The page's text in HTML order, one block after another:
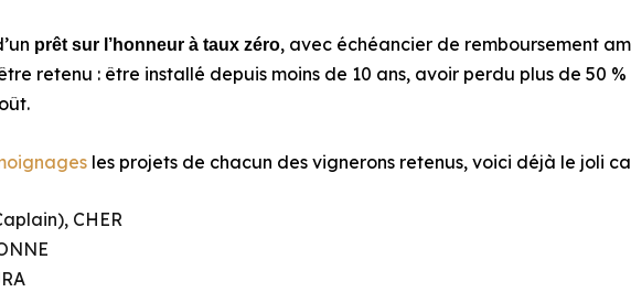
prêt sur l’honneur à taux zéro, avec échéancier de remboursement
retenu : être installé depuis moins de 10 ans, avoir perdu plus de 50
les projets de chacun des vignerons retenus, voici déjà le joli
CHER